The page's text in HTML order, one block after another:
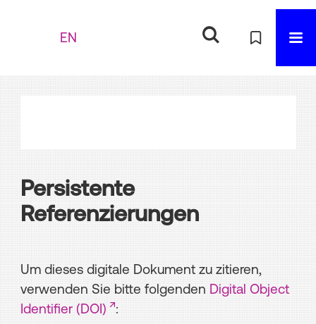
EN
Persistente
Referenzierungen
Um dieses digitale Dokument zu zitieren,
verwenden Sie bitte folgenden Digital Object
Identifier (DOI)
: